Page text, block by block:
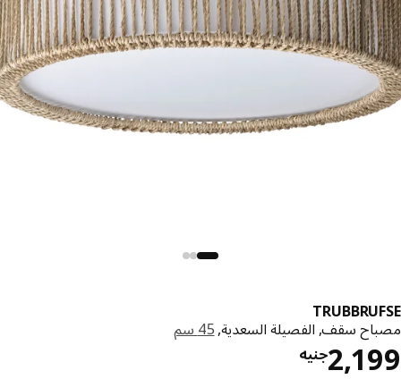
سقف, الفصيلة السعدية,45 سم
جنيهالسعر جنيه 2199